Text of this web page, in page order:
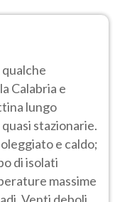
Calabria e
lungo
stazionarie.
e caldo;
di isolati
massime